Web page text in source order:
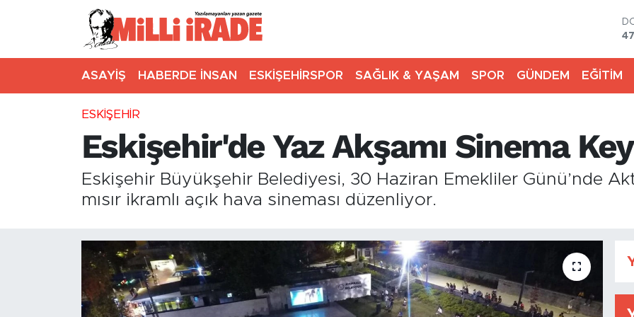
ASAYİŞ HABERDE İNSAN ESKİŞEHİRSPOR SAĞLIK & YAŞAM SPOR GÜNDEM EĞİTİM
ESKİŞEHİR
Eskişehir'de Yaz Akşamı Sinema
Eskişehir Büyükşehir Belediyesi, 30 Haziran Emekliler Günü’nde
mısır ikramlı açık hava sineması düzenliyor.